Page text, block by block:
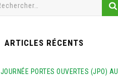
ARTICLES RÉCENTS
JOURNÉE PORTES OUVERTES (JPO) AU